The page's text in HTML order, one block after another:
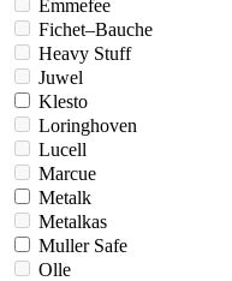
Emmefee
Fichet–Bauche
Heavy Stuff
Juwel
Klesto
Loringhoven
Lucell
Marcue
Metalk
Metalkas
Muller Safe
Olle